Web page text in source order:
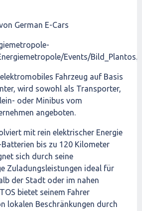
German E-Cars
Fahrzeug auf Basis
, wird sowohl als Transporter,
oder Minibus vom
angeboten.
mit rein elektrischer Energie
bis zu 120 Kilometer
sich durch seine
Zuladungsleistungen ideal für
der Stadt oder im nahen
bietet seinem Fahrer
lokalen Beschränkungen durch